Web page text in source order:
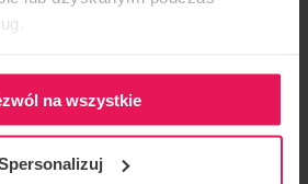
na wszystkie
L'ÉVÉNEMENT